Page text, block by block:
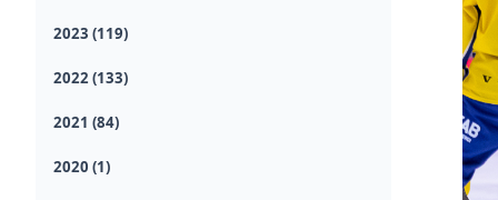
2023 (119)
2022 (133)
2021 (84)
2020 (1)